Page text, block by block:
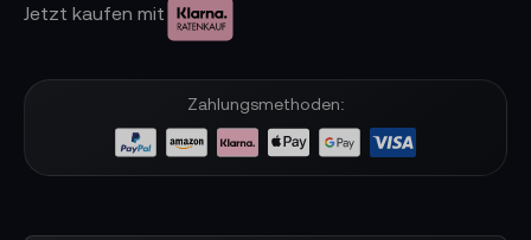
Jetzt kaufen mit
Zahlungsmethoden: